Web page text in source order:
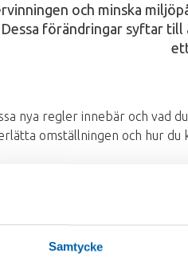
Samtycke
och minska
förändringar syftar
nya regler innebär och
omställningen och hur du